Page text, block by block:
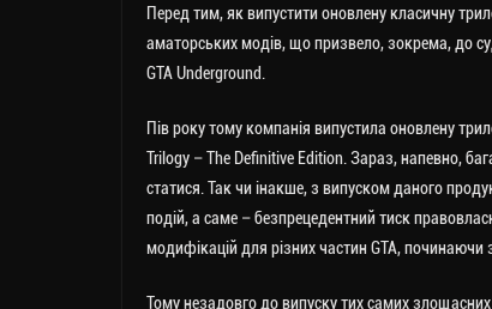
Перед тим, як випустити оновлену класичну
аматорських модів, що призвело, зокрема, до
GTA Underground.
Пів року тому компанія випустила оновлену
Trilogy – The Definitive Edition. Зараз, напевно,
статися. Так чи інакше, з випуском даного
подій, а саме – безпрецедентний тиск
модифікацій для різних частин GTA, починаючи
Тому незадовго до випуску тих самих злощасних